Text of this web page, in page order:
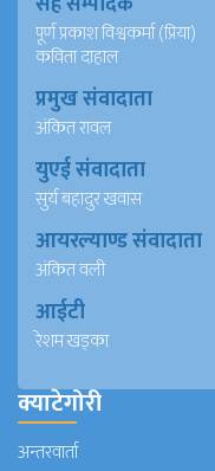
पूर्ण प्रकाश विश्वकर्मा (प्रिया)
कविता दाहाल
प्रमुख संवादाता
अंकित रावल
युएई संवादाता
सुर्य बहादुर खवास
आयरल्याण्ड संवादाता
अंकित वली
आईटी
रेशम खड्का
क्याटेगोरी
अन्तरवार्ता